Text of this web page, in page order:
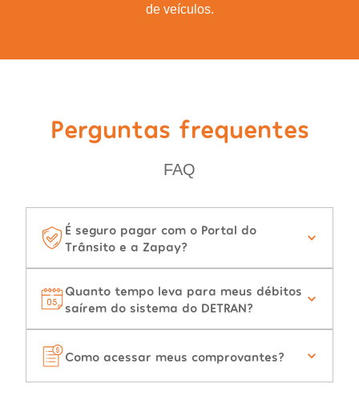
de veículos.
Perguntas frequentes
FAQ
É seguro pagar com o Portal do
Trânsito e a Zapay?
Quanto tempo leva para meus débitos
saírem do sistema do DETRAN?
Como acessar meus comprovantes?